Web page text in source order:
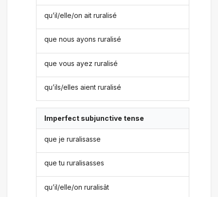
qu’il/elle/on ait ruralisé
que nous ayons ruralisé
que vous ayez ruralisé
qu’ils/elles aient ruralisé
Imperfect subjunctive tense
que je ruralisasse
que tu ruralisasses
qu’il/elle/on ruralisât